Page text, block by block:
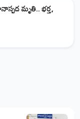
మృతి.. భర్త,